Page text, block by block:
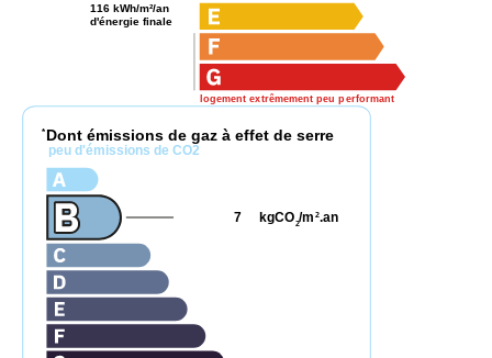
logement extrêmement peu performant
116 kWh/m²/an
d'énergie finale
* Dont émissions de gaz à effet de serre
peu d'émissions de CO2
kgCO2/m 2.an
7